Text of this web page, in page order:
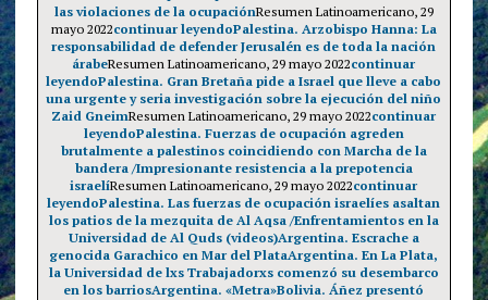
las violaciones de la ocupaciónResumen Latinoamericano, 29
mayo 2022continuar leyendoPalestina. Arzobispo Hanna: La
responsabilidad de defender Jerusalén es de toda la nación
árabeResumen Latinoamericano, 29 mayo 2022continuar
leyendoPalestina. Gran Bretaña pide a Israel que lleve a cabo
una urgente y seria investigación sobre la ejecución del niño
Zaid GneimResumen Latinoamericano, 29 mayo 2022continuar
leyendoPalestina. Fuerzas de ocupación agreden
brutalmente a palestinos coincidiendo con Marcha de la
bandera /Impresionante resistencia a la prepotencia
israelíResumen Latinoamericano, 29 mayo 2022continuar
leyendoPalestina. Las fuerzas de ocupación israelíes asaltan
los patios de la mezquita de Al Aqsa /Enfrentamientos en la
Universidad de Al Quds (videos)Argentina. Escrache a
genocida Garachico en Mar del PlataArgentina. En La Plata,
la Universidad de lxs Trabajadorxs comenzó su desembarco
en los barriosArgentina. «Metra»Bolivia. Áñez presentó